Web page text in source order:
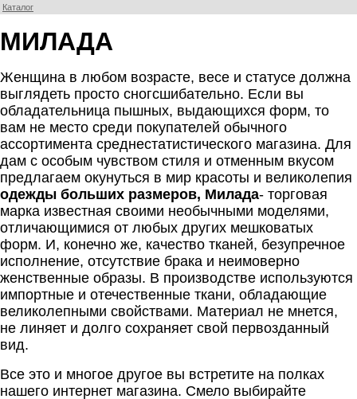
Каталог
МИЛАДА
Женщина в любом возрасте, весе и статусе должна
выглядеть просто сногсшибательно. Если вы
обладательница пышных, выдающихся форм, то
вам не место среди покупателей обычного
ассортимента среднестатистического магазина. Для
дам с особым чувством стиля и отменным вкусом
предлагаем окунуться в мир красоты и великолепия
одежды больших размеров, Милада- торговая
марка известная своими необычными моделями,
отличающимися от любых других мешковатых
форм. И, конечно же, качество тканей, безупречное
исполнение, отсутствие брака и неимоверно
женственные образы. В производстве используются
импортные и отечественные ткани, обладающие
великолепными свойствами. Материал не мнется,
не линяет и долго сохраняет свой первозданный
вид.
Все это и многое другое вы встретите на полках
нашего интернет магазина. Смело выбирайте